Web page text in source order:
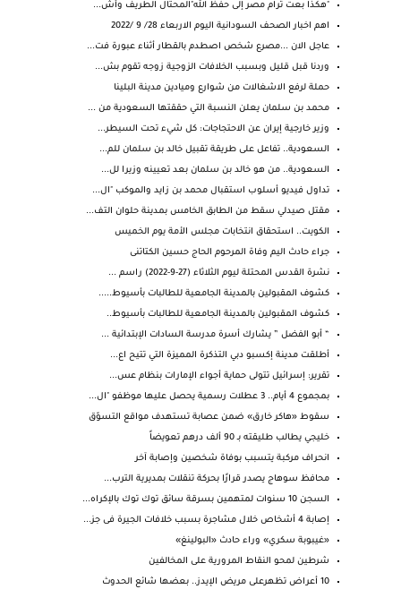
"هكذا بعت ترام مصر إلى حفظ الله"المحتال الطريف وأش...
اهم اخبار الصحف السودانية اليوم الاربعاء 28/ 9 /2022
عاجل الان ...مصرع شخص اصطدم بالقطار أثناء عبورة فت...
وردنا قبل قليل وبسبب الخلافات الزوجية زوجه تقوم بش...
حملة لرفع الاشغالات من شوارع وميادين مدينة البلينا
محمد بن سلمان يعلن النسبة التي حققتها السعودية من ...
وزير خارجية إيران عن الاحتجاجات: كل شيء تحت السيطر...
السعودية.. تفاعل على طريقة تقبيل خالد بن سلمان للم...
السعودية.. من هو خالد بن سلمان بعد تعيينه وزيرا لل...
تداول فيديو أسلوب استقبال محمد بن زايد والموكب "ال...
مقتل صيدلي سقط من الطابق الخامس بمدينة حلوان التف...
الكويت.. استحقاق انتخابات مجلس الأمة يوم الخميس
جراء حادث اليم وفاة المرحوم الحاج حسين الكتاتنى
نشرة القدس المحتلة ليوم الثلاثاء (27-9-2022) راسم ...
كشوف المقبولين بالمدينة الجامعية للطالبات بأسيوط.....
كشوف المقبولين بالمدينة الجامعية للطالبات بأسيوط..
“ أبو الفضل ” يشارك أسرة مدرسة السادات الإبتدائية ...
أطلقت مدينة إكسبو دبي التذكرة المميزة التي تتيح اع...
تقرير: إسرائيل تتولى حماية أجواء الإمارات بنظام عس...
بمجموع 4 أيام.. 3 عطلات رسمية يحصل عليها موظفو "ال...
سقوط «هاكر خارق» ضمن عصابة تستهدف مواقع التسوّق
خليجي يطالب طليقته بـ 90 ألف درهم تعويضاً
انحراف مركبة يتسبب بوفاة شخصين وإصابة آخر
محافظ سوهاج يصدر قرارًا بحركة تنقلات بمديرية الترب...
السجن 10 سنوات لمتهمين بسرقة سائق توك توك بالإكراه...
إصابة 4 أشخاص خلال مشاجرة بسبب خلافات الجيرة فى جز...
«غيبوبة سكري» وراء حادث «البولينغ»
شرطين لمحو النقاط المرورية على المخالفين
10 أعراض تظهرعلى مريض الإيدز.. بعضها شائع الحدوث